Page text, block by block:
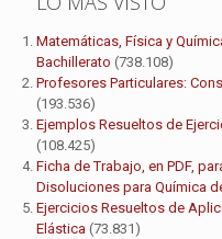
Matemáticas, Física y
Bachillerato (738.108)
Profesores Particulares:
(193.536)
Ejemplos Resueltos de
(108.425)
Ficha de Trabajo, en PDF,
Disoluciones para Química
Ejercicios Resueltos de
Elástica (73.831)